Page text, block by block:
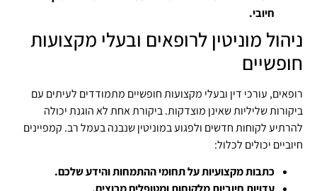
חיובי.
ניהול מוניטין לרופאים ובעלי מקצועות
חופשיים
רופאים, עורכי דין ובעלי מקצועות חופשיים מתמודדים לעיתים עם
ביקורות שליליות שאינן מוצדקות. ביקורת אחת לא הוגנת יכולה
להרתיע לקוחות חדשים ולפגוע במוניטין שנבנה בעמל רב. קמפיינים
חיוביים יכולים לכלול:
כתבות מקצועיות על תחומי ההתמחות והידע שלכם.